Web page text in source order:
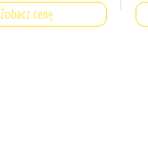
Zobacz cenę